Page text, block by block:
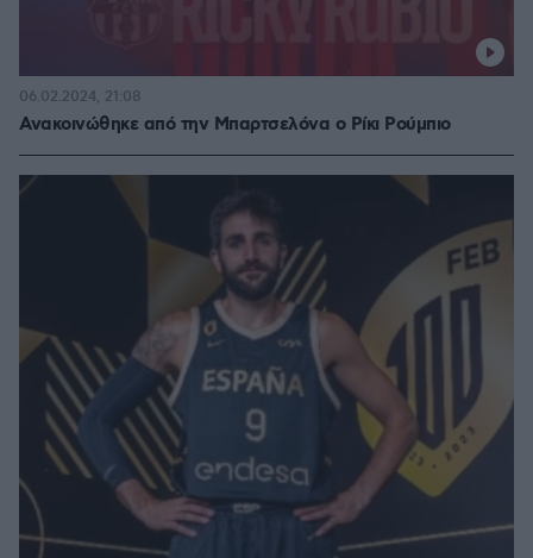
Ανακοινώθηκε από την Μπαρτσελόνα ο Ρίκι Ρούμπιο
06.02.2024, 21:08